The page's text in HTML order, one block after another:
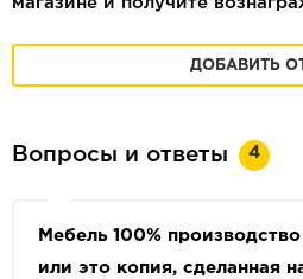
ДОБАВИТЬ
Вопросы и ответы 4
Мебель 100%
или это копия, сделанная